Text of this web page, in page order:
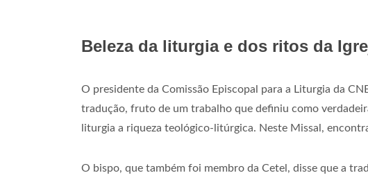
Beleza da liturgia e dos ritos da
O presidente da Comissão Episcopal para a Liturgia da
tradução, fruto de um trabalho que definiu como
liturgia a riqueza teológico-litúrgica. Neste Missal,
O bispo, que também foi membro da Cetel, disse que a